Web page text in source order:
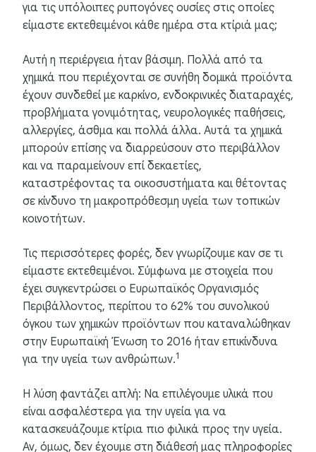
για τις υπόλοιπες ρυπογόνες ουσίες στις οποίες
είμαστε εκτεθειμένοι κάθε ημέρα στα κτίριά μας;
Αυτή η περιέργεια ήταν βάσιμη. Πολλά από τα
χημικά που περιέχονται σε συνήθη δομικά προϊόντα
έχουν συνδεθεί με καρκίνο, ενδοκρινικές διαταραχές,
προβλήματα γονιμότητας, νευρολογικές παθήσεις,
αλλεργίες, άσθμα και πολλά άλλα. Αυτά τα χημικά
μπορούν επίσης να διαρρεύσουν στο περιβάλλον
και να παραμείνουν επί δεκαετίες,
καταστρέφοντας τα οικοσυστήματα και θέτοντας
σε κίνδυνο τη μακροπρόθεσμη υγεία των τοπικών
κοινοτήτων.
Τις περισσότερες φορές, δεν γνωρίζουμε καν σε τι
είμαστε εκτεθειμένοι. Σύμφωνα με στοιχεία που
έχει συγκεντρώσει ο Ευρωπαϊκός Οργανισµός
Περιβάλλοντος, περίπου το 62% του συνολικού
όγκου των χημικών προϊόντων που καταναλώθηκαν
στην Ευρωπαϊκή Ένωση το 2016 ήταν επικίνδυνα
για την υγεία των ανθρώπων.1
Η λύση φαντάζει απλή: Να επιλέγουμε υλικά που
είναι ασφαλέστερα για την υγεία για να
κατασκευάζουμε κτίρια πιο φιλικά προς την υγεία.
Αν, όμως, δεν έχουμε στη διάθεσή μας πληροφορίες